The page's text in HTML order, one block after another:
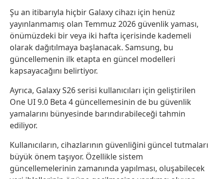
Şu an itibarıyla hiçbir Galaxy cihazı için henüz
yayınlanmamış olan Temmuz 2026 güvenlik yaması,
önümüzdeki bir veya iki hafta içerisinde kademeli
olarak dağıtılmaya başlanacak. Samsung, bu
güncellemenin ilk etapta en güncel modelleri
kapsayacağını belirtiyor.
Ayrıca, Galaxy S26 serisi kullanıcıları için geliştirilen
One UI 9.0 Beta 4 güncellemesinin de bu güvenlik
yamalarını bünyesinde barındırabileceği tahmin
ediliyor.
Kullanıcıların, cihazlarının güvenliğini güncel tutmaları
büyük önem taşıyor. Özellikle sistem
güncellemelerinin zamanında yapılması, oluşabilecek